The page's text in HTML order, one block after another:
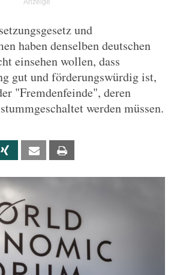
und
haben denselben deutschen
einsehen wollen, dass
gut und förderungswürdig ist,
"Fremdenfeinde", deren
werden müssen.
Xing Email